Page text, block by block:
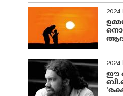
2024
2024
ഈ